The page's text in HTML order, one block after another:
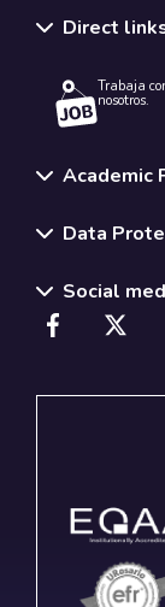
Direct
Trabaja
nosotros.
Academic
Data
Social